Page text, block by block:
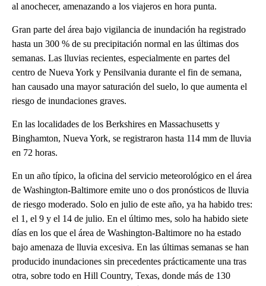
al anochecer, amenazando a los viajeros en hora punta.
Gran parte del área bajo vigilancia de inundación ha registrado
hasta un 300 % de su precipitación normal en las últimas dos
semanas. Las lluvias recientes, especialmente en partes del
centro de Nueva York y Pensilvania durante el fin de semana,
han causado una mayor saturación del suelo, lo que aumenta el
riesgo de inundaciones graves.
En las localidades de los Berkshires en Massachusetts y
Binghamton, Nueva York, se registraron hasta 114 mm de lluvia
en 72 horas.
En un año típico, la oficina del servicio meteorológico en el área
de Washington-Baltimore emite uno o dos pronósticos de lluvia
de riesgo moderado. Solo en julio de este año, ya ha habido tres:
el 1, el 9 y el 14 de julio. En el último mes, solo ha habido siete
días en los que el área de Washington-Baltimore no ha estado
bajo amenaza de lluvia excesiva. En las últimas semanas se han
producido inundaciones sin precedentes prácticamente una tras
otra, sobre todo en Hill Country, Texas, donde más de 130